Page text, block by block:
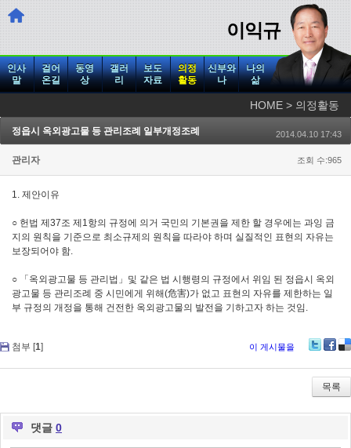
이익규
인사
말
걸어
온길
동영
상
갤러
리
보도
자료
의정
활동
신부와
나
나의
삶
HOME > 의정활동
정읍시 옥외광고물 등 관리조례 일부개정조례 2014.04.10 17:43
관리자 조회 수:965
1. 제안이유
○ 헌법 제37조 제1항의 규정에 의거 국민의 기본권을 제한 할 경우에는 과잉 금
지의 원칙을 기준으로 최소규제의 원칙을 따라야 하며 실질적인 표현의 자유는
보장되어야 함.
○ 「옥외광고물 등 관리법」및 같은 법 시행령의 규정에서 위임 된 정읍시 옥외
광고물 등 관리조례 중 시민에게 위해(危害)가 없고 표현의 자유를 제한하는 일
부 규정의 개정을 통해 건전한 옥외광고물의 발전을 기하고자 하는 것임.
첨부 [1] 이 게시물을
itte ce
bo
ok
lici
ou
s
목록
댓글 0